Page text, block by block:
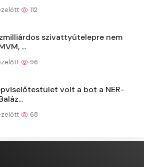
112
szivattyútelepre nem
...
96
volt a bot a NER-
68